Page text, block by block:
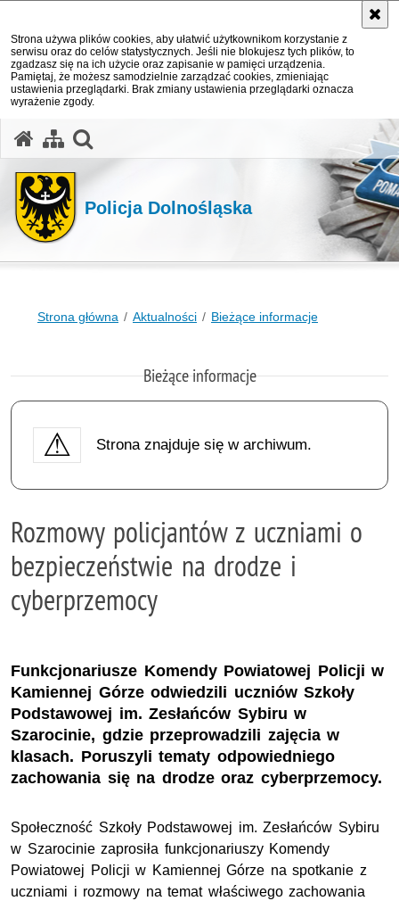
Strona używa plików cookies, aby ułatwić użytkownikom korzystanie z
serwisu oraz do celów statystycznych. Jeśli nie blokujesz tych plików, to
zgadzasz się na ich użycie oraz zapisanie w pamięci urządzenia.
Pamiętaj, że możesz samodzielnie zarządzać cookies, zmieniając
ustawienia przeglądarki. Brak zmiany ustawienia przeglądarki oznacza
wyrażenie zgody.
Policja Dolnośląska
Strona główna Aktualności Bieżące informacje
Bieżące informacje
Strona znajduje się w archiwum.
Rozmowy policjantów z uczniami o
bezpieczeństwie na drodze i
cyberprzemocy
Funkcjonariusze Komendy Powiatowej Policji w
Kamiennej Górze odwiedzili uczniów Szkoły
Podstawowej im. Zesłańców Sybiru w
Szarocinie, gdzie przeprowadzili zajęcia w
klasach. Poruszyli tematy odpowiedniego
zachowania się na drodze oraz cyberprzemocy.
Społeczność Szkoły Podstawowej im. Zesłańców Sybiru
w Szarocinie zaprosiła funkcjonariuszy Komendy
Powiatowej Policji w Kamiennej Górze na spotkanie z
uczniami i rozmowy na temat właściwego zachowania